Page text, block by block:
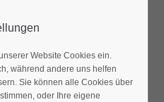
existiert leider nicht.
existiert leider nicht.
22 09:00
Website Cookies ein.
während andere uns helfen
Sie können alle Cookies über
oder Ihre eigene